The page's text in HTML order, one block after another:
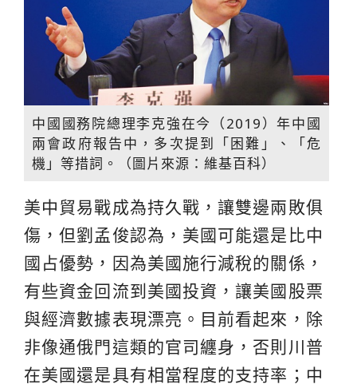
中國國務院總理李克強在今（2019）年中國
兩會政府報告中，多次提到「困難」、「危
機」等措詞。（圖片來源：維基百科）
美中貿易戰成為持久戰，讓雙邊兩敗俱
傷，但劉孟俊認為，美國可能還是比中
國占優勢，因為美國施行減稅的關係，
有些資金回流到美國投資，讓美國股票
與經濟數據表現漂亮。目前看起來，除
非像通俄門這類的官司纏身，否則川普
在美國還是具有相當程度的支持率；中